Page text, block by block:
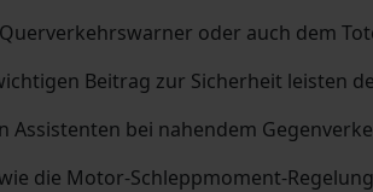
oder auch dem
Beitrag zur Sicherheit leisten
bei nahendem
die Motor-Schleppmoment-